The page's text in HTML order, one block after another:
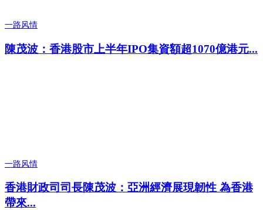
一路风情
陳茂波：香港股市上半年IPO集資額超1070億港元...
一路风情
香港財政司司長陳茂波：亞洲經濟展現韌性 為香港
帶來...